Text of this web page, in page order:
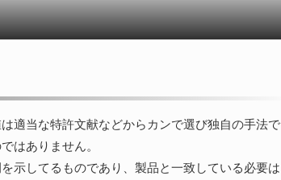
適当な特許文献などからカンで選び独自の手法で
はありません。
示してるものであり、製品と一致している必要は